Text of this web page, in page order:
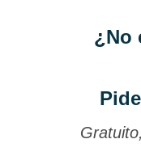
¿No